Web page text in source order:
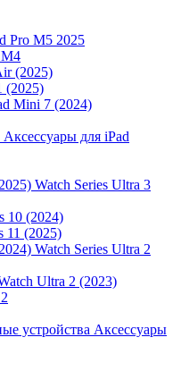
Pro M5 2025
(2025)
(2025)
Mini 7 (2024)
Аксессуары для iPad
Watch Series Ultra 3
10 (2024)
11 (2025)
Watch Series Ultra 2
Ultra 2 (2023)
Аксессуары